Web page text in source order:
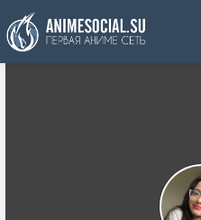
Finanzierung